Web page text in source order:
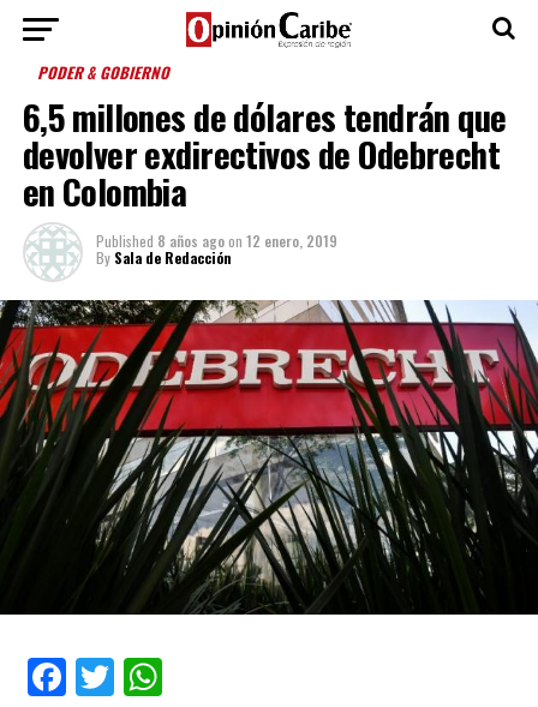
PODER & GOBIERNO
6,5 millones de dólares tendrán que
devolver exdirectivos de Odebrecht
en Colombia
Published 8 años agoon 12 enero, 2019
By Sala de Redacción
Facebook
TwitterWhatsApp